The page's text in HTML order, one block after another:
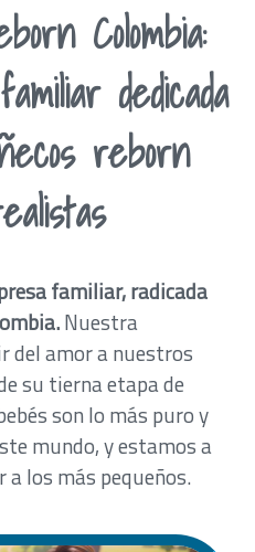
Colombia:
dedicada
reborn
familiar, radicada
Nuestra
del amor a nuestros
su tierna etapa de
son lo más puro y
mundo, y estamos a
a los más pequeños.